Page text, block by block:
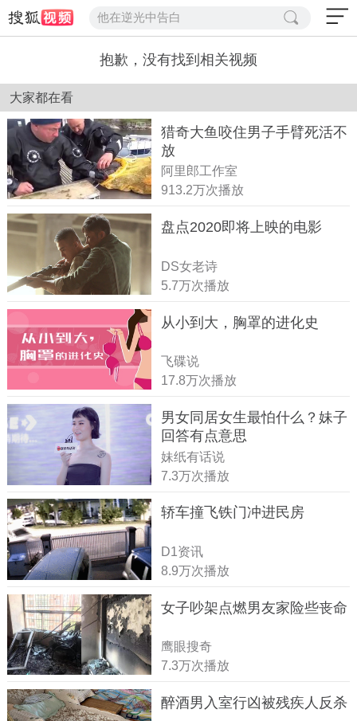
他在逆光中告白
抱歉，没有找到相关视频
大家都在看
猎奇大鱼咬住男子手臂死活不
放
阿里郎工作室
913.2万次播放
盘点2020即将上映的电影
DS女老诗
5.7万次播放
从小到大，胸罩的进化史
飞碟说
17.8万次播放
男女同居女生最怕什么？妹子
回答有点意思
妹纸有话说
7.3万次播放
轿车撞飞铁门冲进民房
D1资讯
8.9万次播放
女子吵架点燃男友家险些丧命
鹰眼搜奇
7.3万次播放
醉酒男入室行凶被残疾人反杀